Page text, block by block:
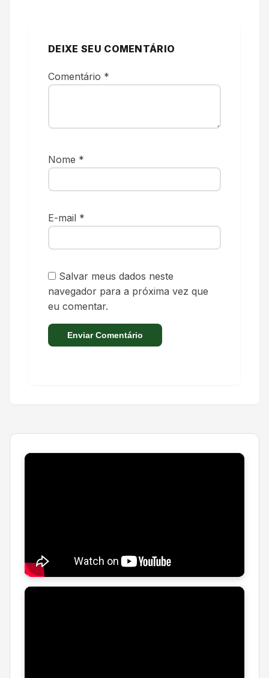
DEIXE SEU COMENTÁRIO
Comentário *
Nome *
E-mail *
Salvar meus dados neste
navegador para a próxima vez que
eu comentar.